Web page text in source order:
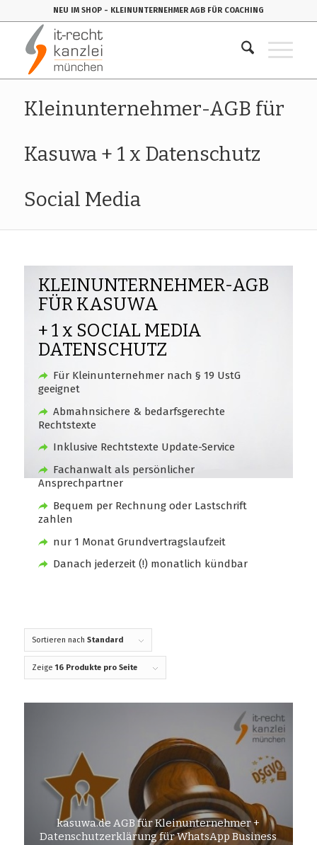
NEU IM SHOP - KLEINUNTERNEHMER AGB FÜR COACHING
Kleinunternehmer-AGB für
Kasuwa + 1 x Datenschutz
Social Media
KLEINUNTERNEHMER-AGB
FÜR KASUWA
+ 1 x SOCIAL MEDIA
DATENSCHUTZ
Für Kleinunternehmer nach § 19 UstG
geeignet
Abmahnsichere & bedarfsgerechte
Rechtstexte
Inklusive Rechtstexte Update-Service
Fachanwalt als persönlicher
Ansprechpartner
Bequem per Rechnung oder Lastschrift
zahlen
nur 1 Monat Grundvertragslaufzeit
Danach jederzeit (!) monatlich kündbar
Sortieren nach Standard
Zeige16 Produkte pro Seite
kasuwa.de AGB für Kleinunternehmer +
Datenschutzerklärung für WhatsApp Business